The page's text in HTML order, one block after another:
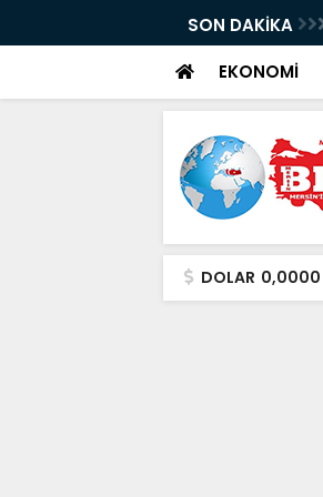
SON DAKİKA
EKONOMİ
DOLAR 0,0000